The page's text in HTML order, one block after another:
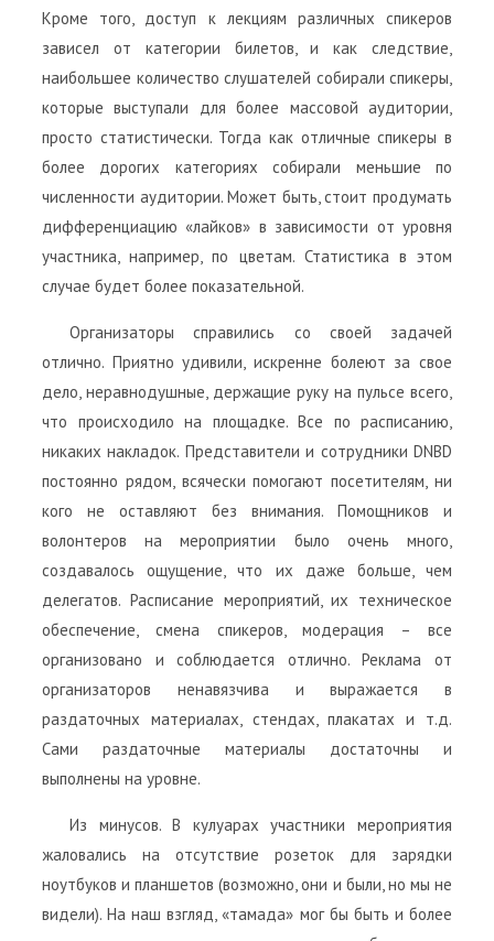
Кроме того, доступ к лекциям различных спикеров
зависел от категории билетов, и как следствие,
наибольшее количество слушателей собирали спикеры,
которые выступали для более массовой аудитории,
просто статистически. Тогда как отличные спикеры в
более дорогих категориях собирали меньшие по
численности аудитории. Может быть, стоит продумать
дифференциацию «лайков» в зависимости от уровня
участника, например, по цветам. Статистика в этом
случае будет более показательной.
Организаторы справились со своей задачей
отлично. Приятно удивили, искренне болеют за свое
дело, неравнодушные, держащие руку на пульсе всего,
что происходило на площадке. Все по расписанию,
никаких накладок. Представители и сотрудники DNBD
постоянно рядом, всячески помогают посетителям, ни
кого не оставляют без внимания. Помощников и
волонтеров на мероприятии было очень много,
создавалось ощущение, что их даже больше, чем
делегатов. Расписание мероприятий, их техническое
обеспечение, смена спикеров, модерация – все
организовано и соблюдается отлично. Реклама от
организаторов ненавязчива и выражается в
раздаточных материалах, стендах, плакатах и т.д.
Сами раздаточные материалы достаточны и
выполнены на уровне.
Из минусов. В кулуарах участники мероприятия
жаловались на отсутствие розеток для зарядки
ноутбуков и планшетов (возможно, они и были, но мы не
видели). На наш взгляд, «тамада» мог бы быть и более